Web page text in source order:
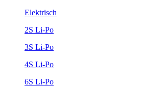
Elektrisch
2S Li-Po
3S Li-Po
4S Li-Po
6S Li-Po